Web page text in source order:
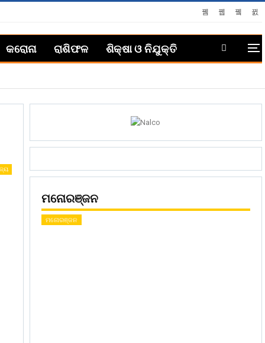
କରୋନା ରାଶିଫଳ ଶିକ୍ଷା ଓ ନିଯୁକ୍ତି
ମନୋରଞ୍ଜନ
ମନୋରଞ୍ଜନ